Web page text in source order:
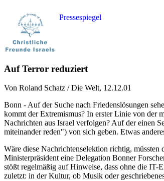
Pressespiegel
Auf Terror reduziert
Von Roland Schatz / Die Welt, 12.12.01
Bonn - Auf der Suche nach Friedenslösungen
kommt der Extremismus? In erster Linie von der
Nachrichten aus Israel verfolgen? Auf der einen
miteinander reden") von sich geben. Etwas
Wäre diese Nachrichtenselektion richtig,
Ministerpräsident eine Delegation Bonner
stößt regelmäßig auf Hinweise, dass ohne die
zuletzt: in der Kultur, ob Musik oder